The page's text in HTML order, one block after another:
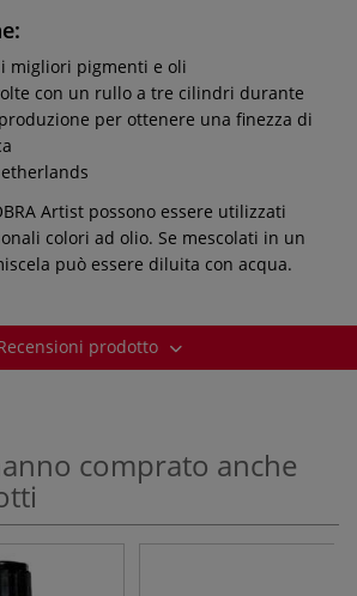
migliori pigmenti e oli
con un rullo a tre cilindri durante
per ottenere una finezza di
Artist possono essere utilizzati
colori ad olio. Se mescolati in un
può essere diluita con acqua.
prodotto
comprato anche